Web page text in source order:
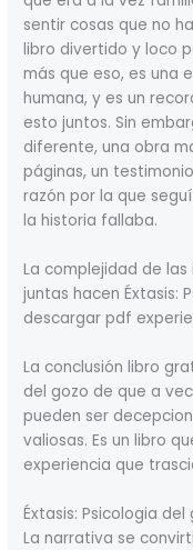
sentir cosas que no
libro divertido y loco
más que eso, es una
humana, y es un
esto juntos. Sin
diferente, una obra
páginas, un
razón por la que
la historia fallaba.
La complejidad de
juntas hacen Éxtasis:
descargar pdf
La conclusión libro
del gozo de que a
pueden ser
valiosas. Es un libro
experiencia que
Éxtasis: Psicologia
La narrativa se